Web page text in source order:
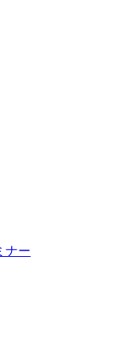
ナー